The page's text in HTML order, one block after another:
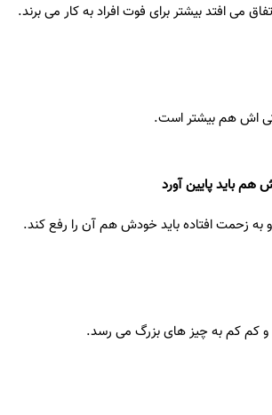
می افتد بیشتر برای فوت افراد به کار می برند.
اش هم بیشتر است.
هم باید پایین آورد
به زحمت افتاده باید خودش هم آن را رفع کند.
و کم کم به چیز های بزرگ می رسد.